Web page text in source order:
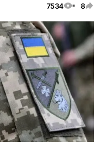
7534 8